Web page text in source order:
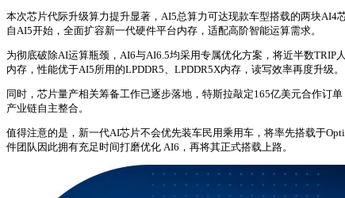
本次芯片代际升级算力提升显著，AI5总算力可达现款车型搭载的两块
自AI5开始，全面扩容新一代硬件平台内存，适配高阶智能运算需求。
为彻底破除AI运算瓶颈，AI6与AI6.5均采用专属优化方案，将近半数
内存，性能优于AI5所用的LPDDR5、LPDDR5X内存，读写效率再度升级。
同时，芯片量产相关筹备工作已逐步落地，特斯拉敲定165亿美元合作订
产业链自主整合。
值得注意的是，新一代AI芯片不会优先装车民用乘用车，将率先搭载于
件团队因此拥有充足时间打磨优化 AI6，再将其正式搭载上路。